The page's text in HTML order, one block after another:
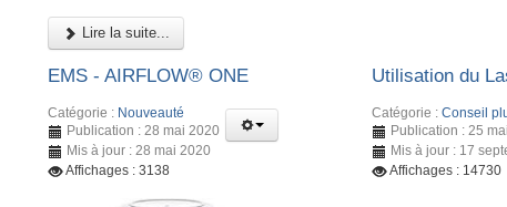
Lire la suite...
EMS - AIRFLOW® ONE
Catégorie : Nouveauté
Publication : 28 mai 2020
Mis à jour : 28 mai 2020
Affichages : 3138
Utilisation du
Catégorie :Conseil
Publication : 25
Mis à jour : 17
Affichages : 14730